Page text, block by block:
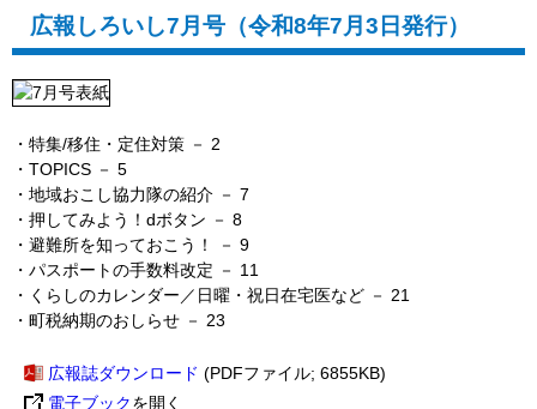
広報しろいし7月号（令和8年7月3日発行）
・特集/移住・定住対策 － 2
・TOPICS － 5
・地域おこし協力隊の紹介 － 7
・押してみよう！dボタン － 8
・避難所を知っておこう！
－ 9
・パスポートの手数料改定 － 11
・ くらしのカレンダー／日曜・祝日在宅医など － 21
・町税納期のおしらせ － 23
広報誌ダウンロード (PDFファイル; 6855KB)
電子ブックを開く